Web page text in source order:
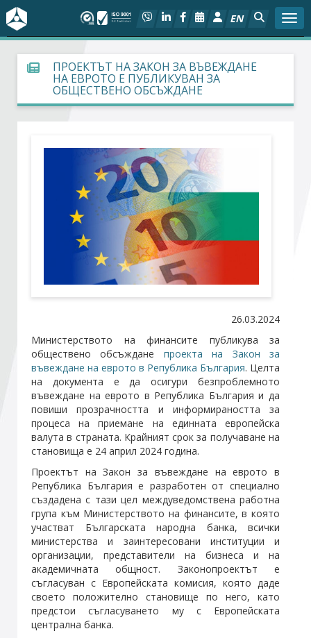
EN
За БСК
На фокус
Социален диалог
Арбитражен съд
Стани член
Абонирайте се!
ПРОЕКТЪТ НА ЗАКОН ЗА ВЪВЕЖДАНЕ
НА ЕВРОТО Е ПУБЛИКУВАН ЗА
ОБЩЕСТВЕНО ОБСЪЖДАНЕ
26.03.2024
Министерството на финансите публикува за
обществено обсъждане проекта на Закон за
въвеждане на еврото в Република България. Целта
на документа е да осигури безпроблемното
въвеждане на еврото в Република България и да
повиши прозрачността и информираността за
процеса на приемане на единната европейска
валута в страната. Крайният срок за получаване на
становища е 24 април 2024 година.
Проектът на Закон за въвеждане на еврото в
Република България е разработен от специално
създадена с тази цел междуведомствена работна
група към Министерството на финансите, в която
участват Българската народна банка, всички
министерства и заинтересовани институции и
организации, представители на бизнеса и на
академичната общност. Законопроектът е
съгласуван с Европейската комисия, която даде
своето положително становище по него, като
предстои съгласуването му с Европейската
централна банка.